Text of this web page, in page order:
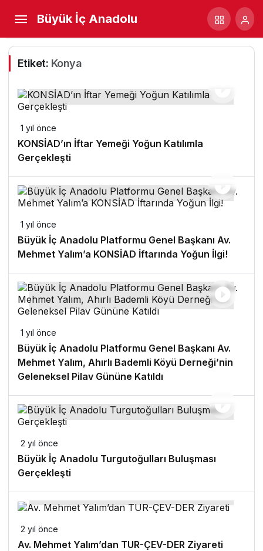
Büyük İç Anadolu
Etiket: Konya
1 yıl önce
KONSİAD’ın İftar Yemeği Yoğun Katılımla
Gerçekleşti
1 yıl önce
Büyük İç Anadolu Platformu Genel Başkanı Av.
Mehmet Yalım’a KONSİAD İftarında Yoğun İlgi!
1 yıl önce
Büyük İç Anadolu Platformu Genel Başkanı Av.
Mehmet Yalım, Ahırlı Bademli Köyü Derneği’nin
Geleneksel Pilav Gününe Katıldı
2 yıl önce
Büyük İç Anadolu Turgutoğulları Buluşması
Gerçekleşti
2 yıl önce
Av. Mehmet Yalım’dan TUR-ÇEV-DER Ziyareti